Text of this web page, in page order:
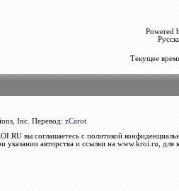
Powered
Текущее
Inc. Перевод: zCarot
вы соглашаетесь с политикой
указании авторства и ссылки на www.kroi.ru, для